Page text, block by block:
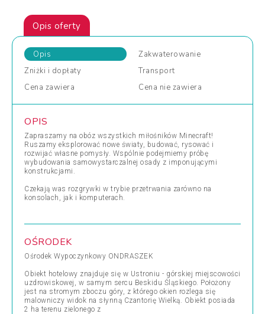
Opis oferty
Opis
Zakwaterowanie
Zniżki i dopłaty
Transport
Cena zawiera Cena nie zawiera
OPIS
Zapraszamy na obóz wszystkich miłośników Minecraft!
Ruszamy eksplorować nowe światy, budować, rysować i
rozwijać własne pomysły. Wspólnie podejmiemy próbę
wybudowania samowystarczalnej osady z imponującymi
konstrukcjami.
Czekają was rozgrywki w trybie przetrwania zarówno na
konsolach, jak i komputerach.
OŚRODEK
Ośrodek Wypoczynkowy ONDRASZEK
Obiekt hotelowy znajduje się w Ustroniu - górskiej miejscowości
uzdrowiskowej, w samym sercu Beskidu Śląskiego. Położony
jest na stromym zboczu góry, z którego okien rozlega się
malowniczy widok na słynną Czantorię Wielką. Obiekt posiada
2 ha terenu zielonego z